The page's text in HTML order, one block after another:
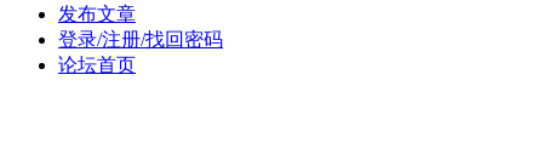
发布文章
登录/注册/找回密码
论坛首页